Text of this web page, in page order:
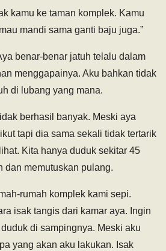
kamu ke taman komplek. Kamu
mandi sama ganti baju juga.”
benar-benar jatuh telalu dalam
menggapainya. Aku bahkan tidak
di lubang yang mana.
berhasil banyak. Meski aya
tapi dia sama sekali tidak tertarik
Kita hanya duduk sekitar 45
dan memutuskan pulang.
rumah komplek kami sepi.
isak tangis dari kamar aya. Ingin
di sampingnya. Meski aku
yang akan aku lakukan. Isak